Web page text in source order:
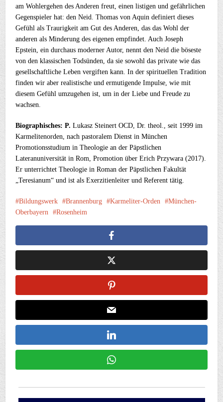
am Wohlergehen des Anderen freut, einen listigen und gefährlichen
Gegenspieler hat: den Neid. Thomas von Aquin definiert dieses
Gefühl als Traurigkeit am Gut des Anderen, das das Wohl der
anderen als Minderung des eigenen empfindet. Auch Joseph
Epstein, ein durchaus moderner Autor, nennt den Neid die böseste
von den klassischen Todsünden, da sie sowohl das private wie das
gesellschaftliche Leben vergiften kann. In der spirituellen Tradition
finden wir aber realistische und ermutigende Impulse, wie mit
diesem Gefühl umzugehen ist, um in der Liebe und Freude zu
wachsen.
Biographisches: P.Lukasz Steinert OCD, Dr. theol., seit 1999 im
Karmelitenorden, nach pastoralem Dienst inMünchen
Promotionsstudium in Theologie an der Päpstlichen
Lateranuniversität inRom, Promotion über Erich Przywara (2017).
Er unterrichtet Theologie inRoman der Päpstlichen Fakultät
„Teresianum“ und ist als Exerzitienleiter und Referent tätig.
Bildungswerk Brannenburg Karmeliter-Orden
München-
Oberbayern
Rosenheim